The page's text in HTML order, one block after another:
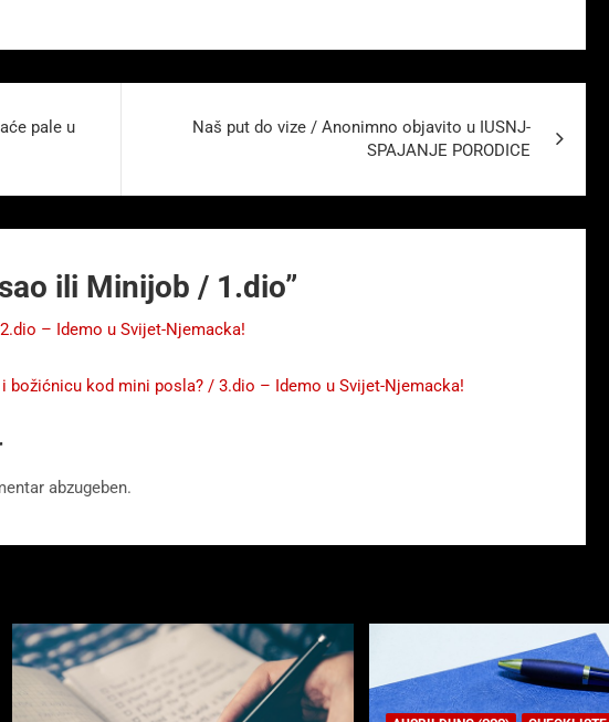
pale u
Naš put do vize / Anonimno objavito u IUSNJ-
SPAJANJE PORODICE
ili Minijob / 1.dio”
– Idemo u Svijet-Njemacka!
božićnicu kod mini posla? / 3.dio – Idemo u Svijet-Njemacka!
abzugeben.